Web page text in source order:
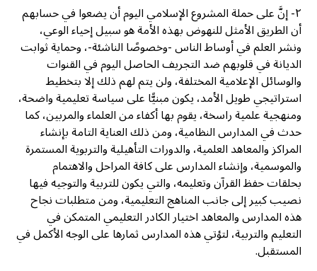
٢- إنَّ على حملة المشروع الإسلامي اليوم أن يضعوا في حسابهم
أن الطريق الأمثل للنهوض بهذه الأمة هو سبيل إحياء الوعي،
ونشر العلم في أوساط الناس -وخصوصًا الناشئة-، وحماية ثوابت
الديانة في قلوبهم ضد التجريف الحاصل اليوم في القنوات
والوسائل الإعلامية المختلفة، ولن يتم لهم ذلك إلا بتخطيط
استراتيجي طويل الأمد، يكون مبنيًّا على سياسة تعليمية واضحة،
ومنهجية علمية راسخة، يقوم بها أكفاء من العلماء والمربين، كما
حدث في المدارس النظامية، ومن ذلك العناية التامة بإنشاء
المراكز والمعاهد العلمية، والدورات التأهيلية والتربوية المستمرة
والموسمية، وإنشاء المدارس على كافة المراحل والاهتمام
بحلقات حفظ القرآن وتعليمه، والتي يكون للتربية والتوجيه فيها
نصيب كبير إلى جانب المناهج التعليمية، ومن متطلبات نجاح
هذه المدارس والمعاهد اختيار الكادر التعليمي المتمكن في
التعليم والتربية، لتؤتي هذه المدارس ثمارها على الوجه الأكمل في
المستقبل.